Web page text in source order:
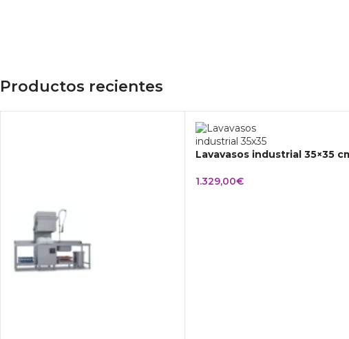
Productos recientes
Lavavasos industrial 35×35
1.329,00€